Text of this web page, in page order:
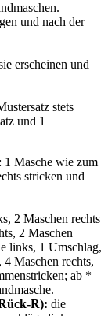
und nach der
erscheinen und
stets
und 1
1 Masche wie zum
stricken und
2 Maschen rechts
2 Maschen
links, 1 Umschlag,
Maschen rechts,
ab *
R): die